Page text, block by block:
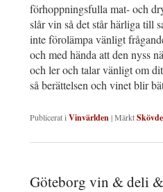
förhoppningsfulla mat- och
slår vin så det står härliga till
inte förolämpa vänligt
och med hända att den nyss
och ler och talar vänligt om
så berättelsen och vinet blir
Publicerat i Vinvärlden|MärktSkövde
Göteborg vin & deli